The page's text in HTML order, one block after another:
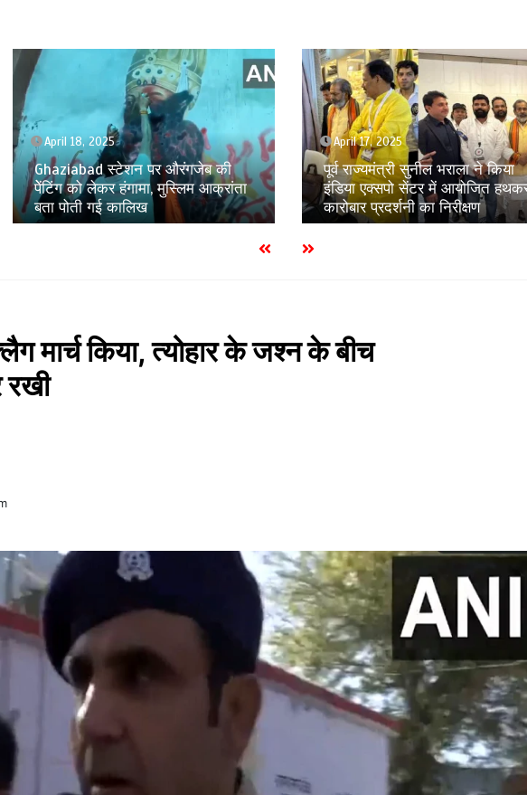
April 17, 2025
पूर्व राज्यमंत्री सुनील भराला ने किया
इंडिया एक्सपो सेंटर में आयोजित हथकरघा
कारोबार प्रदर्शनी का निरीक्षण
April 17, 2025
नोएडा में अनियंत्रित स्कूली बस पेड़ से
टकराई, चार बच्चे घायल
किया, त्योहार के जश्न के बीच
रखी